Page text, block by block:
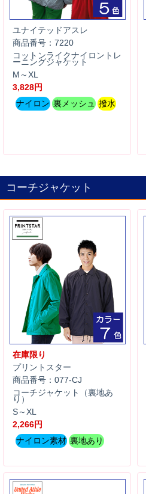
ユナイテッドアスレ
商品番号：7220
コットンライクナイロントレ
ーニングジャケット
M～XL
3,828円
ナイロン 裏メッシュ 撥水
コーチジャケット
在庫限り
プリントスター
商品番号：077-CJ
コーチジャケット（裏地あ
り）
S～XL
2,266円
ナイロン素材 裏地あり